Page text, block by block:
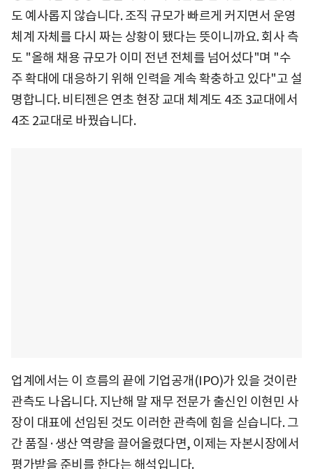
도 예사롭지 않습니다. 조직 규모가 빠르게 커지면서 운영
체계 자체를 다시 짜는 상황이 됐다는 뜻이니까요. 회사 측
도 "올해 채용 규모가 이미 전년 전체를 넘어섰다"며 "수
주 확대에 대응하기 위해 인력을 계속 확충하고 있다"고 설
명합니다. 비티젠은 연초 현장 교대 체계도 4조 3교대에서
4조 2교대로 바꿨습니다.
업계에서는 이 흐름의 끝에 기업공개(IPO)가 있을 것이란
관측도 나옵니다. 지난해 말 재무 전문가 출신인 이현민 사
장이 대표에 선임된 것도 이러한 관측에 힘을 싣습니다. 그
간 품질·생산 역량을 끌어올렸다면, 이제는 자본시장에서
평가받을 준비를 한다는 해석입니다.